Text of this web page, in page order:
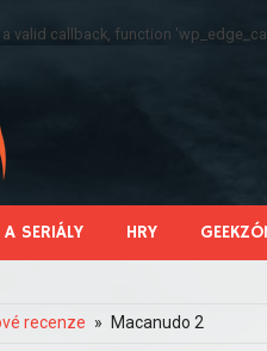
valid callback, function
A SERIÁLY HRY
recenze Macanudo 2